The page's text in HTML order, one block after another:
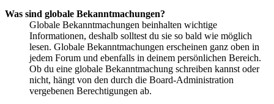
Was sind globale Bekanntmachungen?
Globale Bekanntmachungen beinhalten wichtige
Informationen, deshalb solltest du sie so bald wie möglich
lesen. Globale Bekanntmachungen erscheinen ganz oben in
jedem Forum und ebenfalls in deinem persönlichen Bereich.
Ob du eine globale Bekanntmachung schreiben kannst oder
nicht, hängt von den durch die Board-Administration
vergebenen Berechtigungen ab.